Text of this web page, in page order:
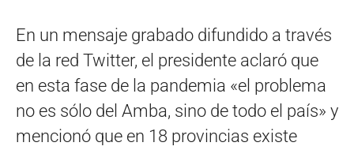
En un mensaje grabado difundido a través
de la red Twitter, el presidente aclaró que
en esta fase de la pandemia «el problema
no es sólo del Amba, sino de todo el país» y
mencionó que en 18 provincias existe